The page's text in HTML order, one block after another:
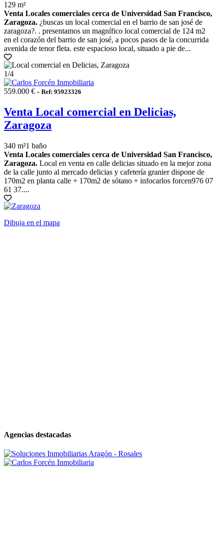
129 m²
Venta Locales comerciales cerca de Universidad San Francisco,
Zaragoza. ¿buscas un local comercial en el barrio de san josé de
zaragoza?. . presentamos un magnífico local comercial de 124 m2
en el corazón del barrio de san josé, a pocos pasos de la concurrida
avenida de tenor fleta. este espacioso local, situado a pie de...
1/4
559.000 € - Ref: 95923326
Venta Local comercial en Delicias,
Zaragoza
340 m²1 baño
Venta Locales comerciales cerca de Universidad San Francisco,
Zaragoza. Local en venta en calle delicias situado en la mejor zona
de la calle junto al mercado delicias y cafetería granier dispone de
170m2 en planta calle + 170m2 de sótano + infocarlos forcen976 07
61 37....
Dibuja en el mapa
Agencias destacadas